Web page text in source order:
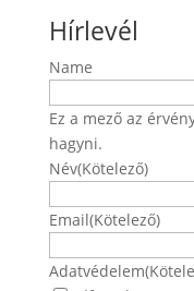
Hírlevél
Name
Ez a mező az
hagyni.
Név(Kötelező)
Email(Kötelező)
Adatvédelem